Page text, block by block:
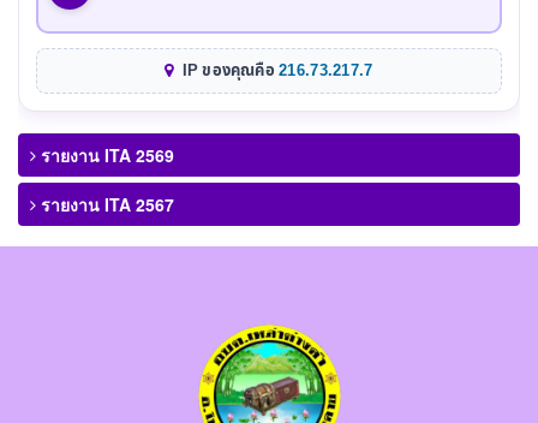
IP ของคุณคือ 216.73.217.7
รายงาน ITA 2569
รายงาน ITA 2567